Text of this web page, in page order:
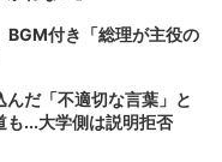
付き「総理が主役の
だ「不適切な言葉」と
...大学側は説明拒否